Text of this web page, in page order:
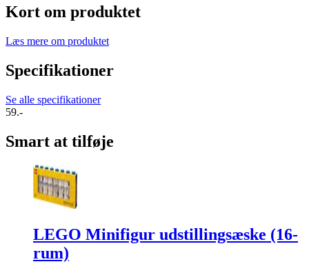
Kort om produktet
Læs mere om produktet
Specifikationer
Se alle specifikationer
59.-
Smart at tilføje
LEGO Minifigur udstillingsæske (16-
rum)